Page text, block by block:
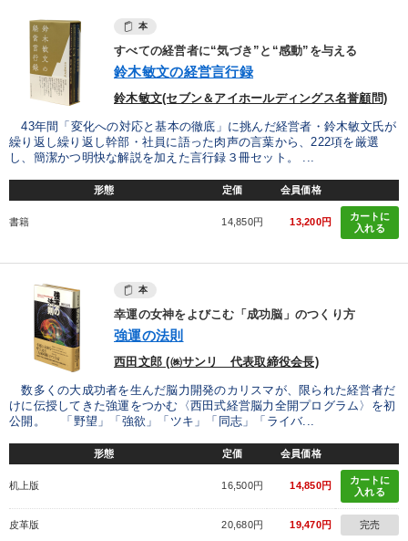
本
すべての経営者に“気づき”と“感動”を与える
鈴木敏文の経営言行録
鈴木敏文(セブン＆アイホールディングス名誉顧問)
43年間「変化への対応と基本の徹底」に挑んだ経営者・鈴木敏文氏が
繰り返し繰り返し幹部・社員に語った肉声の言葉から、222項を厳選
し、簡潔かつ明快な解説を加えた言行録３冊セット。 ...
形態 定価 会員価格
書籍 14,850円 13,200円
カートに
入れる
本
幸運の女神をよびこむ「成功脳」のつくり方
強運の法則
西田文郎 (㈱サンリ 代表取締役会長)
数多くの大成功者を生んだ脳力開発のカリスマが、限られた経営者だ
けに伝授してきた強運をつかむ〈西田式経営脳力全開プログラム〉を初
公開。 「野望」「強欲」「ツキ」「同志」「ライバ...
形態 定価 会員価格
机上版 16,500円 14,850円
カートに
入れる
皮革版 20,680円 19,470円 完売